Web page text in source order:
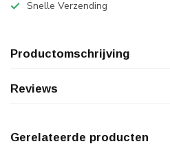
Snelle Verzending
Productomschrijving
Reviews
Gerelateerde producten